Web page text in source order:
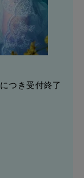
つき受付終了